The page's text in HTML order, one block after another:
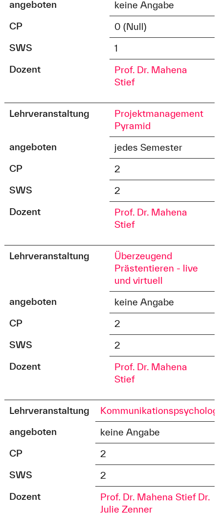
angeboten
keine Angabe
CP
0 (Null)
SWS
1
Dozent
Prof. Dr. Mahena
Stief
Lehrveranstaltung
Projektmanagement
Pyramid
angeboten
jedes Semester
CP
2
SWS
2
Dozent
Prof. Dr. Mahena
Stief
Lehrveranstaltung
Überzeugend
Prästentieren - live
und virtuell
angeboten
keine Angabe
CP
2
SWS
2
Dozent
Prof. Dr. Mahena
Stief
Lehrveranstaltung
angeboten
keine Angabe
CP
2
SWS
2
Dozent
Prof. Dr. Mahena StiefDr.
Julie Zenner